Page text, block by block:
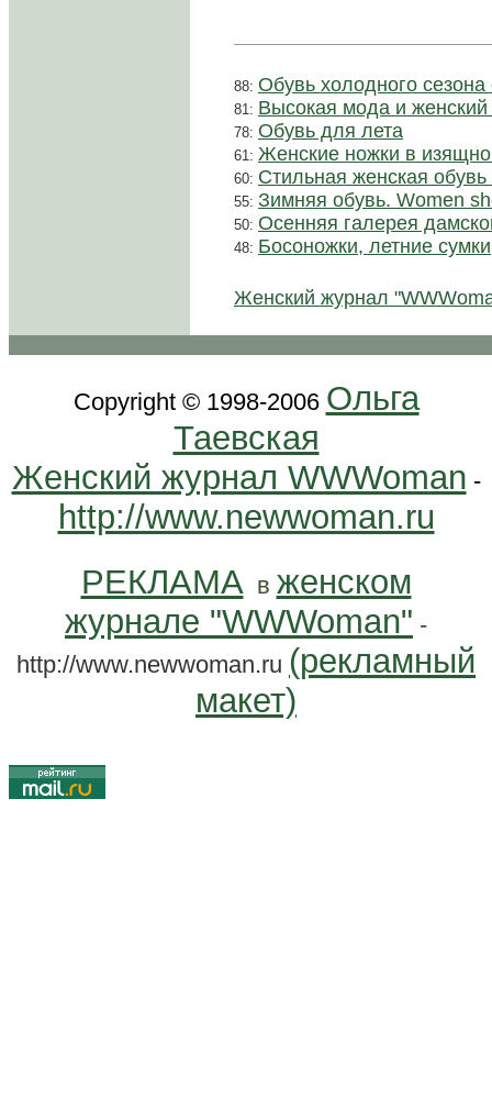
88: Обувь холодного
81: Высокая мода и женский
78: Обувь для лета
61: Женские ножки в
60: Стильная женская
55: Зимняя обувь. Women
50: Осенняя галерея
48: Босоножки, летние
Женский журнал
Copyright © 1998-2006 Ольга
Таевская
Женский журнал WWWoman -
http://www.newwoman.ru
РЕКЛАМА в женском
журнале "WWWoman" -
http://www.newwoman.ru (рекламный
макет)